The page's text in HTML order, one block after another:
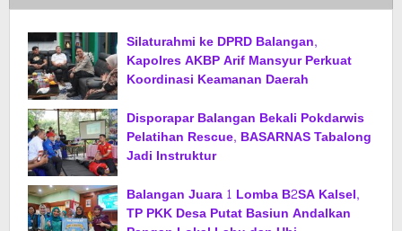
Silaturahmi ke DPRD Balangan,
Kapolres AKBP Arif Mansyur Perkuat
Koordinasi Keamanan Daerah
Disporapar Balangan Bekali Pokdarwis
Pelatihan Rescue, BASARNAS Tabalong
Jadi Instruktur
Balangan Juara 1 Lomba B2SA Kalsel,
TP PKK Desa Putat Basiun Andalkan